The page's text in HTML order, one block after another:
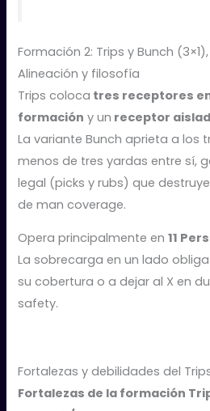
Formación 2: Trips y Bunch
Alineación y filosofía
Trips coloca tres receptores
formación y un receptor
La variante Bunch aprieta a los
menos de tres yardas entre sí,
legal (picks y rubs) que
de man coverage.
Opera principalmente en11
La sobrecarga en un lado
su cobertura o a dejar al X en
safety.
Fortalezas y debilidades del
Fortalezas de la formación